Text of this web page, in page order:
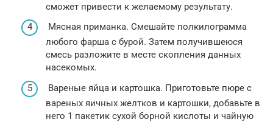
сможет привести к желаемому результату.
Мясная приманка. Смешайте полкилограмма
любого фарша с бурой. Затем получившеюся
смесь разложите в месте скопления данных
насекомых.
Вареные яйца и картошка. Приготовьте пюре с
вареных яичных желтков и картошки, добавьте в
него 1 пакетик сухой борной кислоты и чайную